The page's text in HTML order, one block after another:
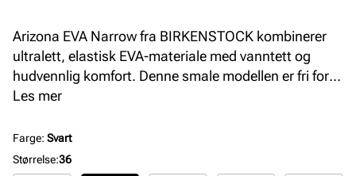
Arizona EVA Narrow fra BIRKENSTOCK kombinerer
ultralett, elastisk EVA-materiale med vanntett og
hudvennlig komfort. Denne smale modellen er fri for
skadelige stoffer og har nøytral lukt, perfekt for dame
kvalitet og komfort gjennom hele dagen.
Les mer
Farge: Svart
Størrelse:36